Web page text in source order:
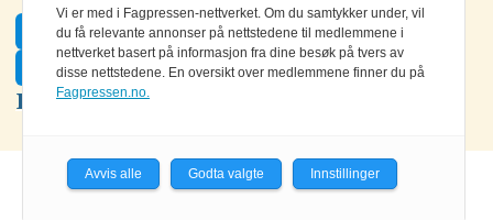
Facebook
Twitter
LinkedIn
Vi er med i Fagpressen-nettverket. Om du samtykker under, vil
du få relevante annonser på nettstedene til medlemmene i
nettverket basert på informasjon fra dine besøk på tvers av
disse nettstedene. En oversikt over medlemmene finner du på
Fagpressen.no.
Avvis alle Godta valgte Innstillinger